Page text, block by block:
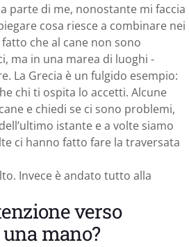
parte di me, nonostante mi faccia
cosa riesce a combinare nei
che al cane non sono
ma in una marea di luoghi -
La Grecia è un fulgido esempio:
chi ti ospita lo accetti. Alcune
e chiedi se ci sono problemi,
istante e a volte siamo
ci hanno fatto fare la traversata
Invece è andato tutto alla
verso
mano?